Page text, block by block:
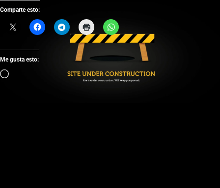
Comparte esto:
Me gusta esto: